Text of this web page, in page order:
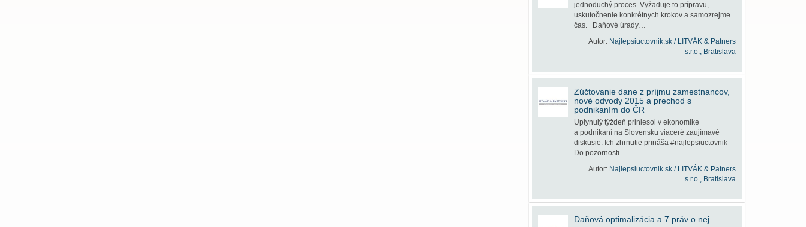
jednoduchý proces. Vyžaduje to prípravu,
uskutočnenie konkrétnych krokov a samozrejme
čas. Daňové úrady…
Autor: Najlepsiuctovnik.sk / LITVÁK & Patners
s.r.o., Bratislava
Zúčtovanie dane z príjmu zamestnancov,
nové odvody 2015 a prechod s
podnikaním do ČR
Uplynulý týždeň priniesol v ekonomike
a podnikaní na Slovensku viaceré zaujímavé
diskusie. Ich zhrnutie prináša #najlepsiuctovnik
Do pozornosti…
Autor: Najlepsiuctovnik.sk / LITVÁK & Patners
s.r.o., Bratislava
Daňová optimalizácia a 7 práv o nej